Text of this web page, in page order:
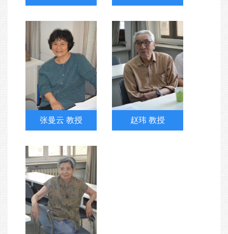
张曼云 教授 赵玮 教授